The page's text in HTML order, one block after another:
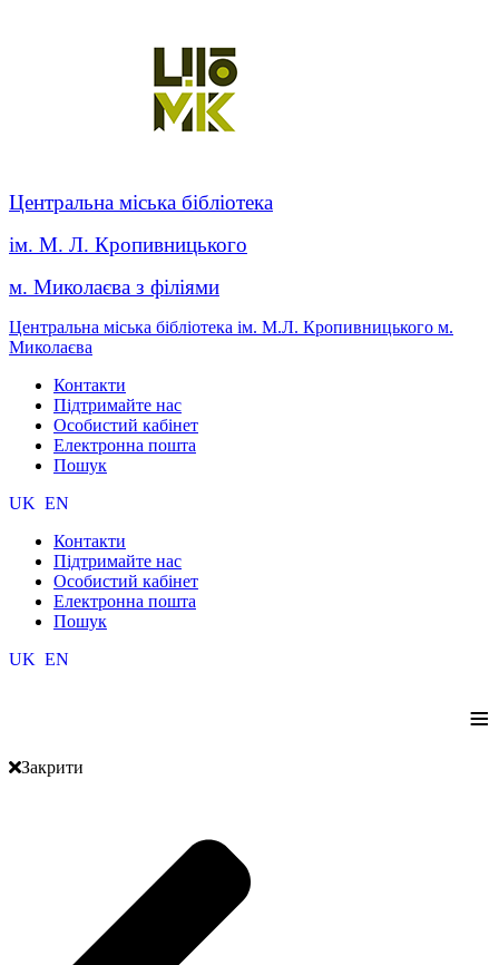
Центральна міська бібліотека
ім. М. Л. Кропивницького
м. Миколаєва з філіями
Центральна міська бібліотека ім. М.Л. Кропивницького м.
Миколаєва
Контакти
Підтримайте нас
Особистий кабінет
Електронна пошта
Пошук
UK EN
Контакти
Підтримайте нас
Особистий кабінет
Електронна пошта
Пошук
UK EN
≡
Закрити